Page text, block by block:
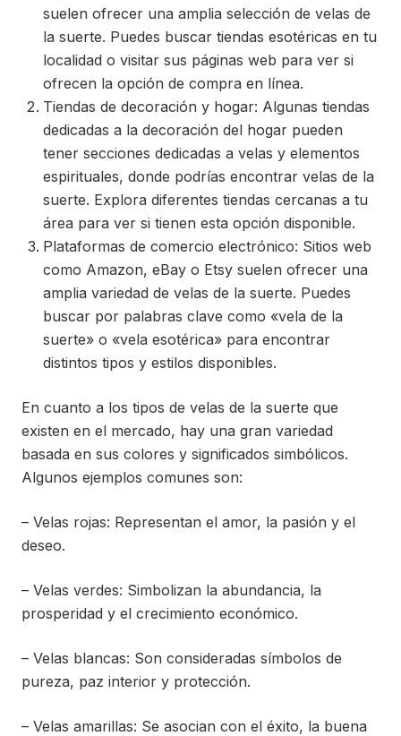
suelen ofrecer una amplia selección de velas de
la suerte. Puedes buscar tiendas esotéricas en tu
localidad o visitar sus páginas web para ver si
ofrecen la opción de compra en línea.
Tiendas de decoración y hogar: Algunas tiendas
dedicadas a la decoración del hogar pueden
tener secciones dedicadas a velas y elementos
espirituales, donde podrías encontrar velas de la
suerte. Explora diferentes tiendas cercanas a tu
área para ver si tienen esta opción disponible.
Plataformas de comercio electrónico: Sitios web
como Amazon, eBay o Etsy suelen ofrecer una
amplia variedad de velas de la suerte. Puedes
buscar por palabras clave como «vela de la
suerte» o «vela esotérica» para encontrar
distintos tipos y estilos disponibles.
En cuanto a los tipos de velas de la suerte que
existen en el mercado, hay una gran variedad
basada en sus colores y significados simbólicos.
Algunos ejemplos comunes son:
– Velas rojas: Representan el amor, la pasión y el
deseo.
– Velas verdes: Simbolizan la abundancia, la
prosperidad y el crecimiento económico.
– Velas blancas: Son consideradas símbolos de
pureza, paz interior y protección.
– Velas amarillas: Se asocian con el éxito, la buena